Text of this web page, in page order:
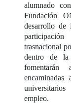
alumnado
Fundación
desarrollo de
trasnacional
dentro de la
fomentarán
empleo.